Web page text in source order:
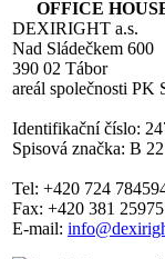
OFFICE
DEXIRIGHT a.s.
Nad Sládečkem 600
390 02 Tábor
areál společnosti PK
Identifikační číslo:
Spisová značka: B
Tel: +420 724
Fax: +420 381
E-mail: